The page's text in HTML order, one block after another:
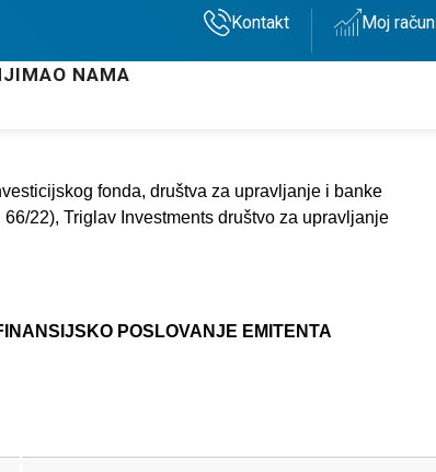
Kontakt Moj račun
O NAMA
fonda, društva za upravljanje i banke
22), Triglav Investments društvo za upravljanje
POSLOVANJE EMITENTA